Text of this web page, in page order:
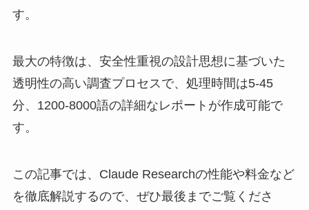
す。
最大の特徴は、安全性重視の設計思想に基づいた
透明性の高い調査プロセスで、処理時間は5-45
分、1200-8000語の詳細なレポートが作成可能で
す。
この記事では、Claude Researchの性能や料金など
を徹底解説するので、ぜひ最後までご覧くださ